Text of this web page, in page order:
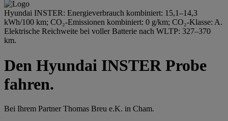
Hyundai INSTER: Energieverbrauch kombiniert: 15,1–14,3
kWh/100 km; CO₂-Emissionen kombiniert: 0 g/km; CO₂-Klasse: A.
Elektrische Reichweite bei voller Batterie nach WLTP: 327–370
km.
Den Hyundai INSTER Probe
fahren.
Bei Ihrem Partner Thomas Breu e.K. in Cham.